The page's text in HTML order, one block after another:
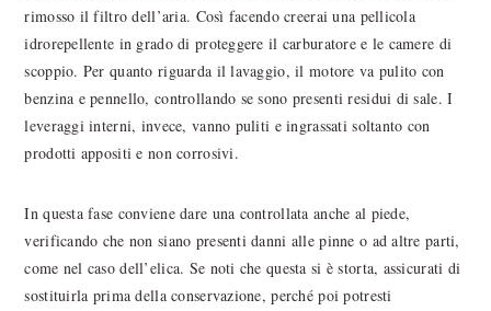
rimosso il filtro dell’aria. Così facendo creerai una pellicola
idrorepellente in grado di proteggere il carburatore e le camere di
scoppio. Per quanto riguarda il lavaggio, il motore va pulito con
benzina e pennello, controllando se sono presenti residui di sale. I
leveraggi interni, invece, vanno puliti e ingrassati soltanto con
prodotti appositi e non corrosivi.
In questa fase conviene dare una controllata anche al piede,
verificando che non siano presenti danni alle pinne o ad altre parti,
come nel caso dell’elica. Se noti che questa si è storta, assicurati di
sostituirla prima della conservazione, perché poi potresti